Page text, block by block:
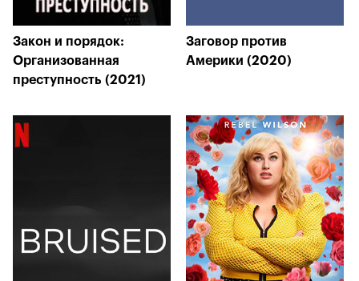
Закон и порядок:
Организованная
преступность (2021)
Заговор против
Америки (2020)